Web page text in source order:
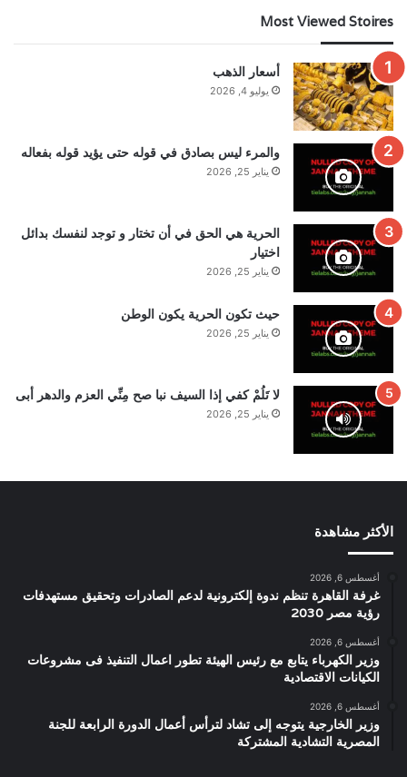
Most Viewed Stoires
أسعار الذهب
يوليو 4, 2026
والمرء ليس بصادق في قوله حتى يؤيد قوله بفعاله
يناير 25, 2026
الحرية هي الحق في أن تختار و توجد لنفسك بدائل
اختيار
يناير 25, 2026
حيث تكون الحرية يكون الوطن
يناير 25, 2026
لا تَلُمْ كفي إذا السيف نبا صح مِنِّي العزم والدهر أبى
يناير 25, 2026
الأكثر مشاهدة
أغسطس 6, 2026
غرفة القاهرة تنظم ندوة إلكترونية لدعم الصادرات وتحقيق مستهدفات
رؤية مصر 2030
أغسطس 6, 2026
وزير الكهرباء يتابع مع رئيس الهيئة تطور اعمال التنفيذ فى مشروعات
الكيانات الاقتصادية
أغسطس 6, 2026
وزير الخارجية يتوجه إلى تشاد لترأس أعمال الدورة الرابعة للجنة
المصرية التشادية المشتركة